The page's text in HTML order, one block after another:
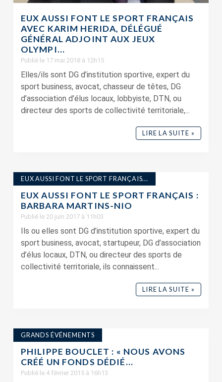
EUX AUSSI FONT LE SPORT FRANÇAIS
AVEC KARIM HERIDA, DÉLÉGUÉ
GÉNÉRAL ADJOINT AUX JEUX
OLYMPI...
Publié le 17 mai 2018 à 12h15
Elles/ils sont DG d’institution sportive, expert du
sport business, avocat, chasseur de têtes, DG
d’association d’élus locaux, lobbyiste, DTN, ou
directeur des sports de collectivité territoriale,...
LIRE LA SUITE »
EUX AUSSI FONT LE SPORT FRANÇAIS...
EUX AUSSI FONT LE SPORT FRANÇAIS :
BARBARA MARTINS-NIO
Publié le 20 juin 2017 à 11h03
Ils ou elles sont DG d’institution sportive, expert du
sport business, avocat, startupeur, DG d’association
d’élus locaux, DTN, ou directeur des sports de
collectivité territoriale, ils connaissent...
LIRE LA SUITE »
GRANDS ÉVÉNEMENTS
PHILIPPE BOUCLET : « NOUS AVONS
CRÉÉ UN FONDS DÉDIÉ...
Publié le 4 février 2015 à 16h13